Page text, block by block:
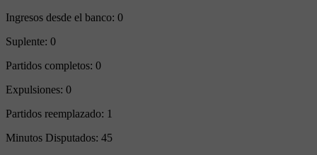
Ingresos desde el banco: 0
Suplente: 0
Partidos completos: 0
Expulsiones: 0
Partidos reemplazado: 1
Minutos Disputados: 45